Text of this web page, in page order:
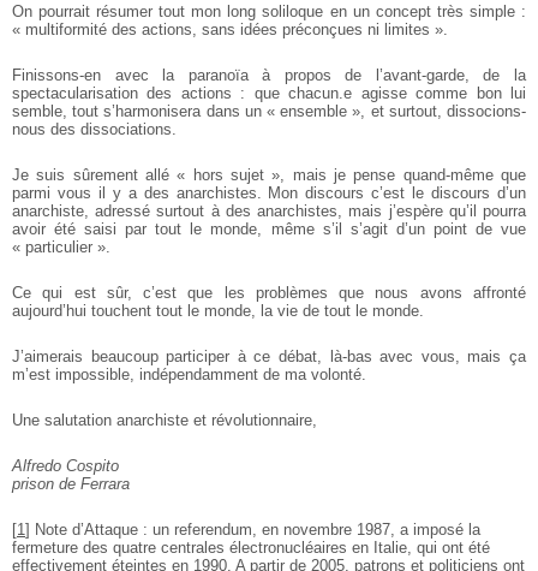
On pourrait résumer tout mon long soliloque en un concept très simple :
« multiformité des actions, sans idées préconçues ni limites ».
Finissons-en avec la paranoïa à propos de l’avant-garde, de la
spectacularisation des actions : que chacun.e agisse comme bon lui
semble, tout s’harmonisera dans un « ensemble », et surtout, dissocions-
nous des dissociations.
Je suis sûrement allé « hors sujet », mais je pense quand-même que
parmi vous il y a des anarchistes. Mon discours c’est le discours d’un
anarchiste, adressé surtout à des anarchistes, mais j’espère qu’il pourra
avoir été saisi par tout le monde, même s’il s’agit d’un point de vue
« particulier ».
Ce qui est sûr, c’est que les problèmes que nous avons affronté
aujourd’hui touchent tout le monde, la vie de tout le monde.
J’aimerais beaucoup participer à ce débat, là-bas avec vous, mais ça
m’est impossible, indépendamment de ma volonté.
Une salutation anarchiste et révolutionnaire,
Alfredo Cospito
prison de Ferrara
[1] Note d’Attaque : un referendum, en novembre 1987, a imposé la
fermeture des quatre centrales électronucléaires en Italie, qui ont été
effectivement éteintes en 1990. A partir de 2005, patrons et politiciens ont